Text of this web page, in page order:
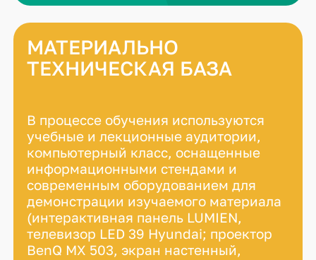
МАТЕРИАЛЬНО
ТЕХНИЧЕСКАЯ БАЗА
В процессе обучения используются
учебные и лекционные аудитории,
компьютерный класс, оснащенные
информационными стендами и
современным оборудованием для
демонстрации изучаемого материала
(интерактивная панель LUMIEN,
телевизор LED 39 Hyundai; проектор
BenQ MX 503, экран настенный,